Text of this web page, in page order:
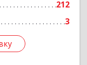
212
3
Подробнее